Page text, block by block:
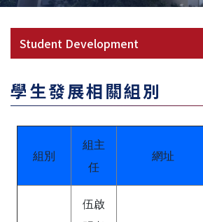
Student Development
學生發展相關組別
組別
組主
任
網址
伍啟